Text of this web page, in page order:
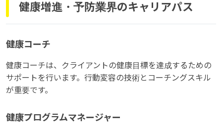
健康増進・予防業界のキャリアパス
健康コーチ
健康コーチは、クライアントの健康目標を達成するための
サポートを行います。行動変容の技術とコーチングスキル
が重要です。
健康プログラムマネージャー